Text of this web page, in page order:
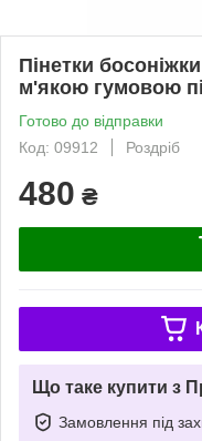
Пінетки
м'якою гумовою
Готово до відправки
Код: 09912
Роздріб
480 ₴
Що таке купити з
Замовлення під